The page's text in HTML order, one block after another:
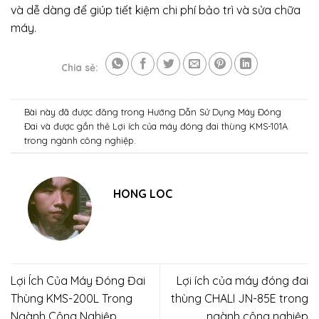
và dễ dàng để giúp tiết kiệm chi phí bảo trì và sửa chữa
máy.
Chia sẻ:
Bài này đã được đăng trong Hướng Dẫn Sử Dụng Máy Đóng
Đai và được gắn thẻ Lợi ích của máy đóng đai thùng KMS-101A
trong ngành công nghiệp
HONG LOC
Lợi Ích Của Máy Đóng Đai
Thùng KMS-200L Trong
Lợi ích của máy đóng đai
thùng CHALI JN-85E trong